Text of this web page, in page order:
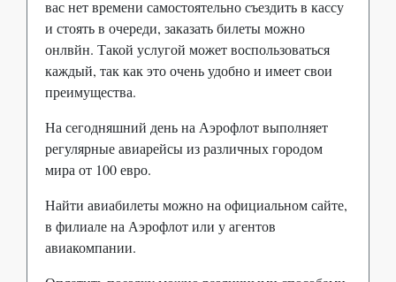
вас нет времени самостоятельно съездить в кассу
и стоять в очереди, заказать билеты можно
онлвйн. Такой услугой может воспользоваться
каждый, так как это очень удобно и имеет свои
преимущества.
На сегодняшний день на Аэрофлот выполняет
регулярные авиарейсы из различных городом
мира от 100 евро.
Найти авиабилеты можно на официальном сайте,
в филиале на Аэрофлот или у агентов
авиакомпании.